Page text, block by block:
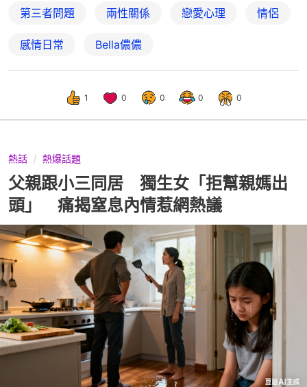
第三者問題 兩性關係 戀愛心理 情侶
感情日常 Bella儂儂
1 0 0 0 0
熱話 熱爆話題
父親跟小三同居 獨生女「拒幫親媽出
頭」 痛揭窒息內情惹網熱議